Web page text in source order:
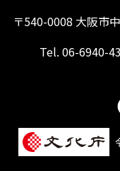
〒540-0008 大阪市
Tel. 06-6940-